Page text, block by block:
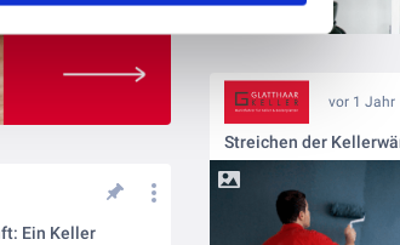
vor 1 Jahr
Streichen der
Ein Keller